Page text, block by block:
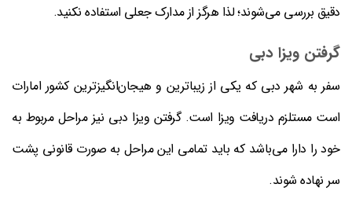
دقیق بررسی می‌شوند؛ لذا هرگز از مدارک جعلی استفاده نکنید.
گرفتن ویزا دبی
سفر به شهر دبی که یکی از زیباترین و هیجان‌انگیزترین کشور امارات
است مستلزم دریافت ویزا است. گرفتن ویزا دبی نیز مراحل مربوط به
خود را دارا می‌باشد که باید تمامی این مراحل به صورت قانونی پشت
سر نهاده شوند.